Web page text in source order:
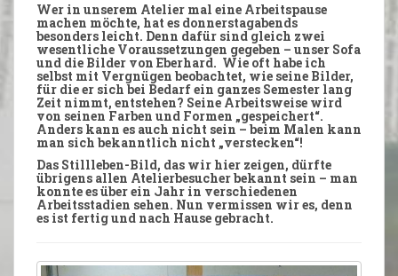
Wer in unserem Atelier mal eine Arbeitspause
machen möchte, hat es donnerstagabends
besonders leicht. Denn dafür sind gleich zwei
wesentliche Voraussetzungen gegeben – unser Sofa
und die Bilder von Eberhard. Wie oft habe ich
selbst mit Vergnügen beobachtet, wie seine Bilder,
für die er sich bei Bedarf ein ganzes Semester lang
Zeit nimmt, entstehen? SeineArbeitsweise wird
von seinen Farben und Formen „gespeichert“.
Anders kann es auch nicht sein – beim Malen kann
man sich bekanntlich nicht „verstecken“!
Das Stillleben-Bild, das wir hier zeigen, dürfte
übrigens allen Atelierbesucherbekannt sein – man
konnte es über ein Jahr in verschiedenen
Arbeitsstadien sehen. Nun vermissen wir es, denn
es ist fertigund nach Hause gebracht.